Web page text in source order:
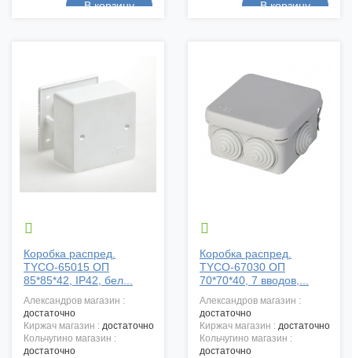

Коробка распред.
TYCO-65015 ОП
85*85*42, IP42, бел...
александров магазин :
достаточно
киржач магазин : достаточно
кольчугино магазин :
достаточно

Коробка распред.
TYCO-67030 ОП
70*70*40, 7 вводов,...
александров магазин :
достаточно
киржач магазин : достаточно
кольчугино магазин :
достаточно